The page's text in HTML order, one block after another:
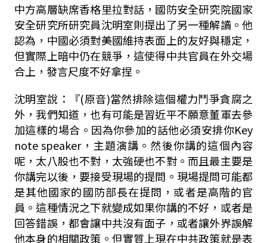
中方高層缺席香格里拉對話，國防安全研究院國家
安全研究所研究員沈明室則提出了另一種解讀。他
認為，中國必須對美國維持表面上的友好與穩定，
但實際上暗中仍在競爭，這使得中共官員在外交場
合上，發言尺度不好拿捏。
沈明室說：『(原音)當然排除這個權力鬥爭貪腐之
外，我們知道，也有可能是習近平不願意董軍去參
加這樣的場合。因為你參加的話他必須安排你Key
note speaker，主題演講。然後你講的這個內容
呢，太八股也不對，太強硬也不對。而且最主要是
你講完以後，要接受現場的提問。現場提問可能都
是其他國家的國防部長在提問，或者是高階的官
員。這種情況之下就變成如果你講的不好，或者是
回答錯誤，都會讓中共沒有面子，或者讓外界誤解
他本身的相關政策。但實質上現在中共政策就是表